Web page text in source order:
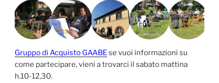
Gruppo di Acquisto GAABEse vuoi informazioni su
come partecipare, vieni a trovarci il sabato mattina
h.10-12,30.